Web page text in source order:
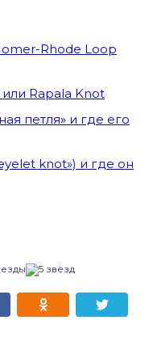
Rhode Loop
Rapala Knot
петля» и где его
knot») и где он